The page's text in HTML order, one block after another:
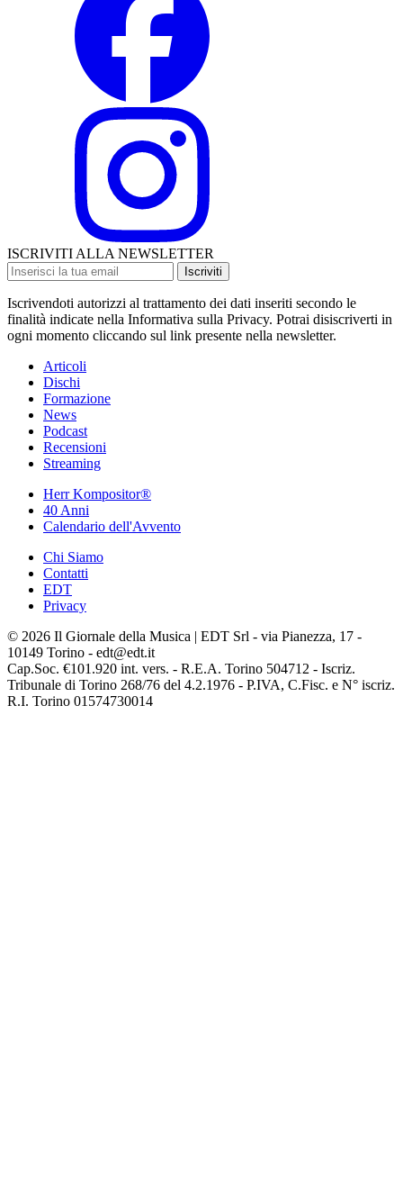
ISCRIVITI ALLA NEWSLETTER
Iscriviti
Iscrivendoti autorizzi al trattamento dei dati inseriti secondo le
finalità indicate nella Informativa sulla Privacy. Potrai disiscriverti in
ogni momento cliccando sul link presente nella newsletter.
Articoli
Dischi
Formazione
News
Podcast
Recensioni
Streaming
Herr Kompositor®
40 Anni
Calendario dell'Avvento
Chi Siamo
Contatti
EDT
Privacy
© 2026 Il Giornale della Musica | EDT Srl - via Pianezza, 17 -
10149 Torino - edt@edt.it
Cap.Soc. €101.920 int. vers. - R.E.A. Torino 504712 - Iscriz.
Tribunale di Torino 268/76 del 4.2.1976 - P.IVA, C.Fisc. e N° iscriz.
R.I. Torino 01574730014